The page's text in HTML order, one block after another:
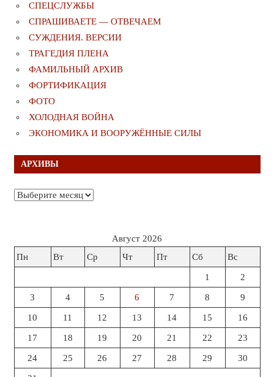
СПЕЦСЛУЖБЫ
СПРАШИВАЕТЕ — ОТВЕЧАЕМ
СУЖДЕНИЯ. ВЕРСИИ
ТРАГЕДИЯ ПЛЕНА
ФАМИЛЬНЫЙ АРХИВ
ФОРТИФИКАЦИЯ
ФОТО
ХОЛОДНАЯ ВОЙНА
ЭКОНОМИКА И ВООРУЖЁННЫЕ СИЛЫ
АРХИВЫ
Архивы
Август 2026
Пн
Вт Ср Чт Пт Сб Вс
1 2
3 4 5 6 7 8 9
10 11 12 13 14 15 16
17 18 19 20 21 22 23
24 25 26 27 28 29 30